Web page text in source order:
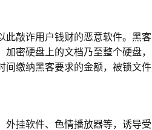
敲诈用户钱财的恶意软件。黑客
密硬盘上的文档乃至整个硬盘，
间缴纳黑客要求的金额，被锁文件
挂软件、色情播放器等，诱导受